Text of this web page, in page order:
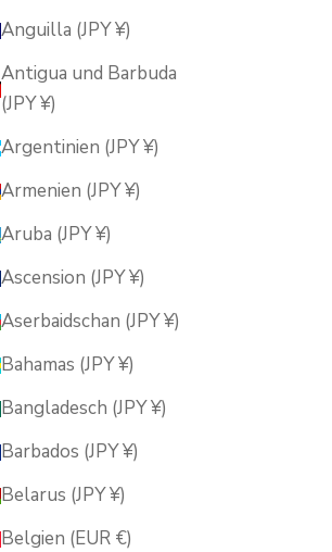
Anguilla (JPY ¥)
Antigua und Barbuda
(JPY ¥)
Argentinien (JPY ¥)
Armenien (JPY ¥)
Aruba (JPY ¥)
Ascension (JPY ¥)
Aserbaidschan (JPY ¥)
Bahamas (JPY ¥)
Bangladesch (JPY ¥)
Barbados (JPY ¥)
Belarus (JPY ¥)
Belgien (EUR €)